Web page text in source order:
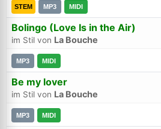
STEM MP3 MIDI
Bolingo (Love Is in the Air)
im Stil von La Bouche
MP3 MIDI
Be my lover
im Stil von La Bouche
MP3 MIDI
Passwort:
Trage bitte vorher Deine E-Mail-
Hilfe, ich habe mein
Neu hier? Jetzt kostenloses